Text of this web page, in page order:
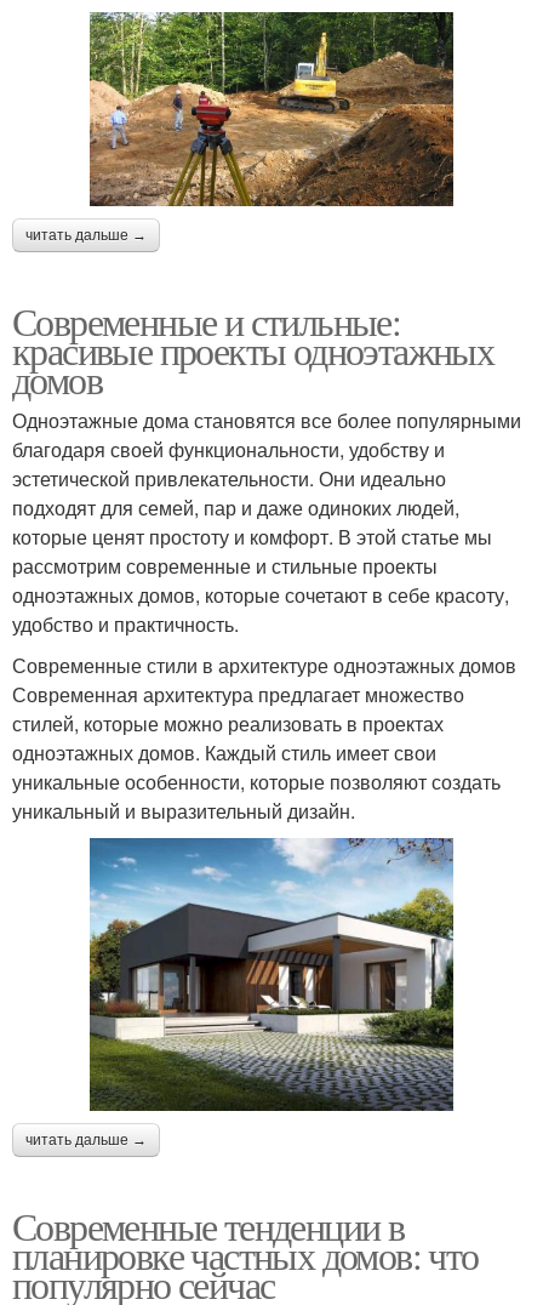
читать дальше →
Современные и стильные:
красивые проекты одноэтажных
домов
Одноэтажные дома становятся все более популярными
благодаря своей функциональности, удобству и
эстетической привлекательности. Они идеально
подходят для семей, пар и даже одиноких людей,
которые ценят простоту и комфорт. В этой статье мы
рассмотрим современные и стильные проекты
одноэтажных домов, которые сочетают в себе красоту,
удобство и практичность.
Современные стили в архитектуре одноэтажных домов
Современная архитектура предлагает множество
стилей, которые можно реализовать в проектах
одноэтажных домов. Каждый стиль имеет свои
уникальные особенности, которые позволяют создать
уникальный и выразительный дизайн.
читать дальше →
Современные тенденции в
планировке частных домов: что
популярно сейчас